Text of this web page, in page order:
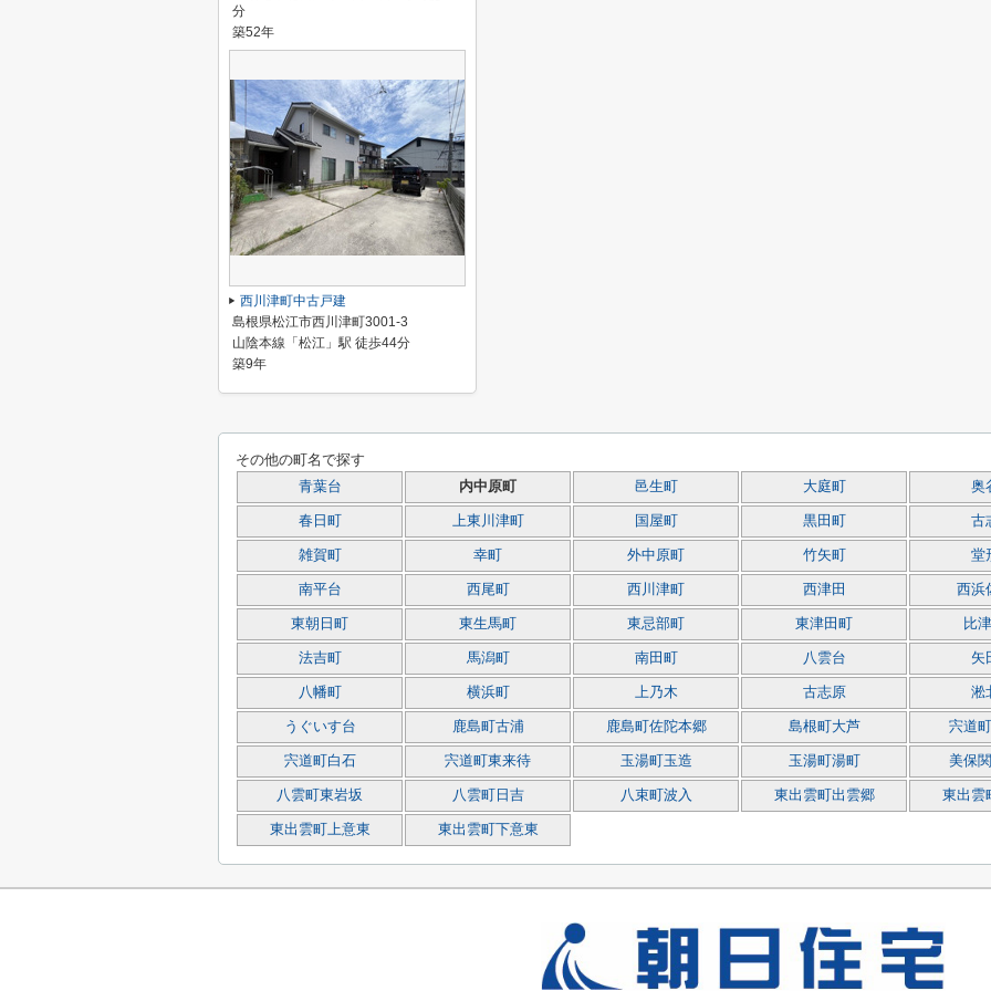
分
築52年
西川津町中古戸建
島根県松江市西川津町3001-3
山陰本線「松江」駅 徒歩44分
築9年
その他の町名で探す
青葉台 内中原町 邑生町 大庭町 奥
春日町 上東川津町 国屋町 黒田町 古
雑賀町 幸町 外中原町 竹矢町 堂
南平台 西尾町 西川津町 西津田 西浜
東朝日町 東生馬町 東忌部町 東津田町 比
法吉町 馬潟町 南田町 八雲台 矢
八幡町 横浜町 上乃木 古志原 淞
うぐいす台 鹿島町古浦 鹿島町佐陀本郷 島根町大芦 宍道
宍道町白石 宍道町東来待 玉湯町玉造 玉湯町湯町 美保
八雲町東岩坂 八雲町日吉 八束町波入 東出雲町出雲郷 東出雲
東出雲町上意東 東出雲町下意東